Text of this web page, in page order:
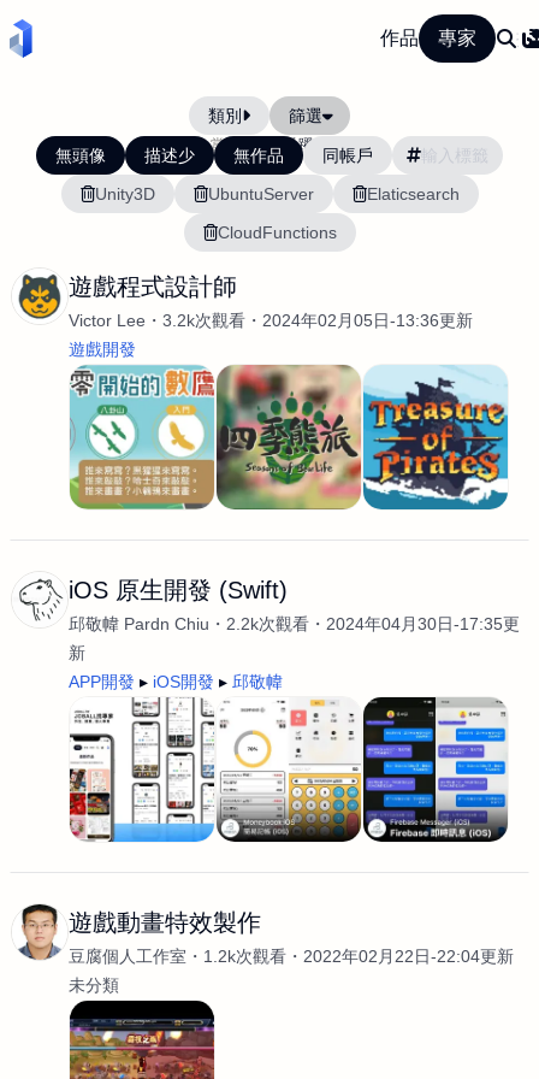
作品 專家
類別 篩選
當前排序: 活躍度
無頭像 描述少 無作品
同帳戶
Unity3D
UbuntuServer
Elaticsearch
CloudFunctions
遊戲程式設計師
Victor Lee 3.2k次觀看
2024年02月05日-13:36更新
遊戲開發
iOS 原生開發 (Swift)
邱敬幃 Pardn Chiu 2.2k次觀看
2024年04月30日-17:35更
新
APP開發
iOS開發 邱敬幃
遊戲動畫特效製作
豆腐個人工作室 1.2k次觀看
2022年02月22日-22:04更新
未分類